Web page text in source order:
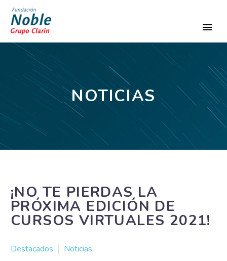
NOTICIAS
¡NO TE PIERDAS LA
PRÓXIMA EDICIÓN DE
CURSOS VIRTUALES 2021!
Destacados Noticias